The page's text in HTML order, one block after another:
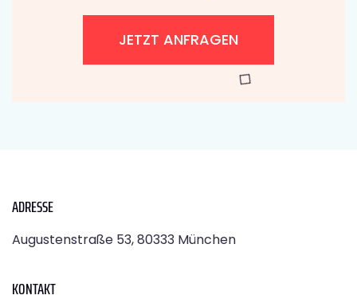
JETZT ANFRAGEN
ADRESSE
Augustenstraße 53, 80333 München
KONTAKT